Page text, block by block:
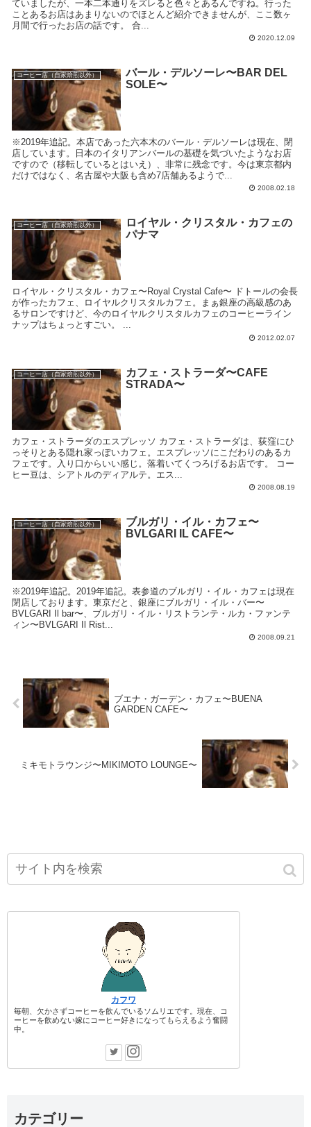
ていましたが、一本二本通りをズレると色々とあるんですね。行った
ことあるお店はあまりないのでほとんど紹介できませんが、ここ数ヶ
月間で行ったお店の話です。 合...
2020.12.09
コーヒー店（自家焙煎以外）
バール・デルソーレ〜BAR DEL
SOLE〜
※2019年追記。本店であった六本木のバール・デルソーレは現在、閉
店しています。日本のイタリアンバールの基礎を気づいたようなお店
ですので（移転しているとはいえ）、非常に残念です。今は東京都内
だけではなく、名古屋や大阪も含め7店舗あるようで...
2008.02.18
コーヒー店（自家焙煎以外）
ロイヤル・クリスタル・カフェの
パナマ
ロイヤル・クリスタル・カフェ〜Royal Crystal Cafe〜 ドトールの会長
が作ったカフェ、ロイヤルクリスタルカフェ。まぁ銀座の高級感のあ
るサロンですけど、今のロイヤルクリスタルカフェのコーヒーライン
ナップはちょっとすごい。 ...
2012.02.07
コーヒー店（自家焙煎以外）
カフェ・ストラーダ〜CAFE
STRADA〜
カフェ・ストラーダのエスプレッソ カフェ・ストラーダは、荻窪にひ
っそりとある隠れ家っぽいカフェ。エスプレッソにこだわりのあるカ
フェです。入り口からいい感じ。落着いてくつろげるお店です。 コー
ヒー豆は、シアトルのディアルテ。エス...
2008.08.19
コーヒー店（自家焙煎以外）
ブルガリ・イル・カフェ〜
BVLGARI IL CAFE〜
※2019年追記。2019年追記。表参道のブルガリ・イル・カフェは現在
閉店しております。東京だと、銀座にブルガリ・イル・バー〜
BVLGARI Il bar〜、ブルガリ・イル・リストランテ・ルカ・ファンテ
ィン〜BVLGARI Il Rist...
2008.09.21
ブエナ・ガーデン・カフェ〜BUENA
GARDEN CAFE〜
ミキモトラウンジ〜MIKIMOTO LOUNGE〜
カフワ
毎朝、欠かさずコーヒーを飲んでいるソムリエです。現在、コ
ーヒーを飲めない嫁にコーヒー好きになってもらえるよう奮闘
中。
カテゴリー